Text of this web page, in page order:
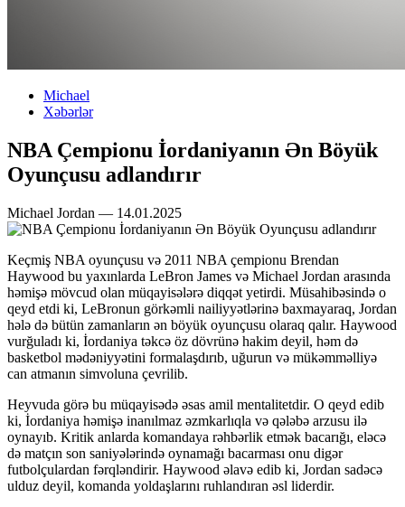
Michael
Xəbərlər
NBA Çempionu İordaniyanın Ən Böyük
Oyunçusu adlandırır
Michael Jordan — 14.01.2025
Keçmiş NBA oyunçusu və 2011 NBA çempionu Brendan
Haywood bu yaxınlarda LeBron James və Michael Jordan arasında
həmişə mövcud olan müqayisələrə diqqət yetirdi. Müsahibəsində o
qeyd etdi ki, LeBronun görkəmli nailiyyətlərinə baxmayaraq, Jordan
hələ də bütün zamanların ən böyük oyunçusu olaraq qalır. Haywood
vurğuladı ki, İordaniya təkcə öz dövrünə hakim deyil, həm də
basketbol mədəniyyətini formalaşdırıb, uğurun və mükəmməlliyə
can atmanın simvoluna çevrilib.
Heyvuda görə bu müqayisədə əsas amil mentalitetdir. O qeyd edib
ki, İordaniya həmişə inanılmaz əzmkarlıqla və qələbə arzusu ilə
oynayıb. Kritik anlarda komandaya rəhbərlik etmək bacarığı, eləcə
də matçın son saniyələrində oynamağı bacarması onu digər
futbolçulardan fərqləndirir. Haywood əlavə edib ki, Jordan sadəcə
ulduz deyil, komanda yoldaşlarını ruhlandıran əsl liderdir.